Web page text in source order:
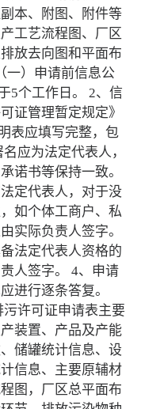
本、附图、附件等
工艺流程图、厂区
放去向图和平面布
一）申请前信息公
5个工作日。 2、信
证管理暂定规定》
表应填写完整，包
应为法定代表人，
诺书等保持一致。
定代表人，对于没
如个体工商户、私
实际负责人签字。
法定代表人资格的
人签字。 4、申请
进行逐条答复。
污许可证申请表主要
装置、产品及产能
储罐统计信息、设
信息、主要原辅材
图，厂区总平面布